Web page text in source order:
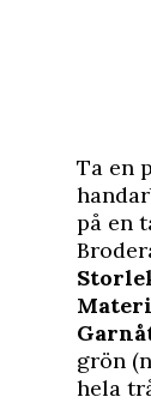
Ta en
på en
grön
hela